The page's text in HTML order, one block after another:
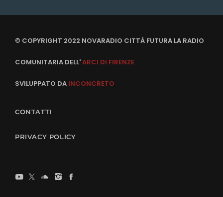
© COPYRIGHT 2022 NOVARADIO CITTÀ FUTURA LA RADIO
COMUNITARIA DELL'ARCI DI FIRENZE
SVILUPPATO DA INCONCRETO
CONTATTI
PRIVACY POLICY